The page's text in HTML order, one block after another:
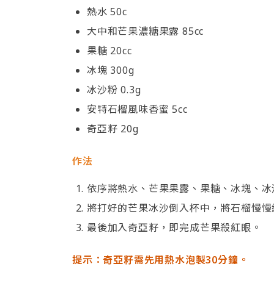
熱水 50c
大中和芒果濃糖果露 85cc
果糖 20cc
冰塊 300g
冰沙粉 0.3g
安特石榴風味香蜜 5cc
奇亞籽 20g
作法
依序將熱水、芒果果露、果糖、冰塊、
將打好的芒果冰沙倒入杯中，將石榴慢
最後加入奇亞籽，即完成芒果殺紅眼。
提示：奇亞籽需先用熱水泡製30分鐘。